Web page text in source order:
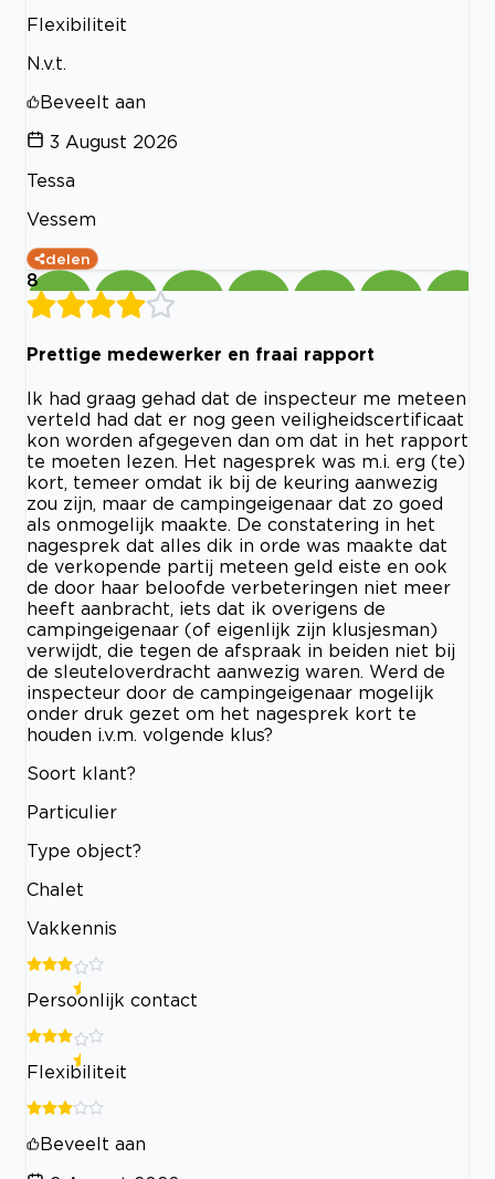
Flexibiliteit
N.v.t.
Beveelt aan
3 August 2026
Tessa
Vessem
delen
8
Prettige medewerker en fraai rapport
Ik had graag gehad dat de inspecteur me meteen
verteld had dat er nog geen veiligheidscertificaat
kon worden afgegeven dan om dat in het rapport
te moeten lezen. Het nagesprek was m.i. erg (te)
kort, temeer omdat ik bij de keuring aanwezig
zou zijn, maar de campingeigenaar dat zo goed
als onmogelijk maakte. De constatering in het
nagesprek dat alles dik in orde was maakte dat
de verkopende partij meteen geld eiste en ook
de door haar beloofde verbeteringen niet meer
heeft aanbracht, iets dat ik overigens de
campingeigenaar (of eigenlijk zijn klusjesman)
verwijdt, die tegen de afspraak in beiden niet bij
de sleuteloverdracht aanwezig waren. Werd de
inspecteur door de campingeigenaar mogelijk
onder druk gezet om het nagesprek kort te
houden i.v.m. volgende klus?
Soort klant?
Particulier
Type object?
Chalet
Vakkennis
Persoonlijk contact
Flexibiliteit
Beveelt aan